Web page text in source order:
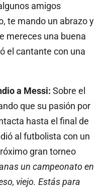
amigos
te mando un abrazo y
mereces una buena
el cantante con una
a Messi: Sobre el
que su pasión por
hasta el final de
al futbolista con un
gran torneo
un campeonato en
viejo. Estás para